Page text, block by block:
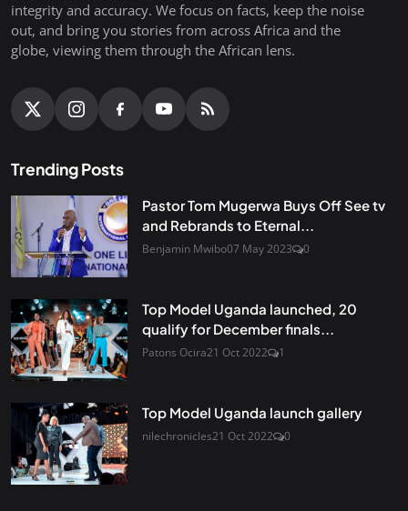
integrity and accuracy. We focus on facts, keep the noise
out, and bring you stories from across Africa and the
globe, viewing them through the African lens.
Trending Posts
Pastor Tom Mugerwa Buys Off See tv
and Rebrands to Eternal...
Benjamin Mwibo07 May 2023 0
Top Model Uganda launched, 20
qualify for December finals...
Patons Ocira21 Oct 2022 1
Top Model Uganda launch gallery
nilechronicles21 Oct 2022 0